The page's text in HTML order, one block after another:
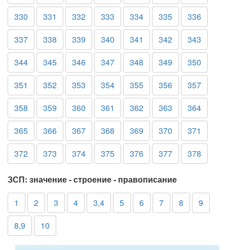
330
331 332 333 334 335
336
337
338 339 340 341 342
343
344
345 346 347 348 349
350
351
352 353 354 355 356
357
358
359 360 361 362 363
364
365
366 367 368 369 370
371
372
373 374 375 376 377 378
ЗСП: значение - строение - правописание
1
2 3 4 3,4 5 6 7 8
9
8,9
10